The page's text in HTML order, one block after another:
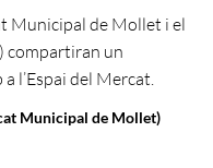
Municipal de Mollet i el
compartiran un
l’Espai del Mercat.
Municipal de Mollet)